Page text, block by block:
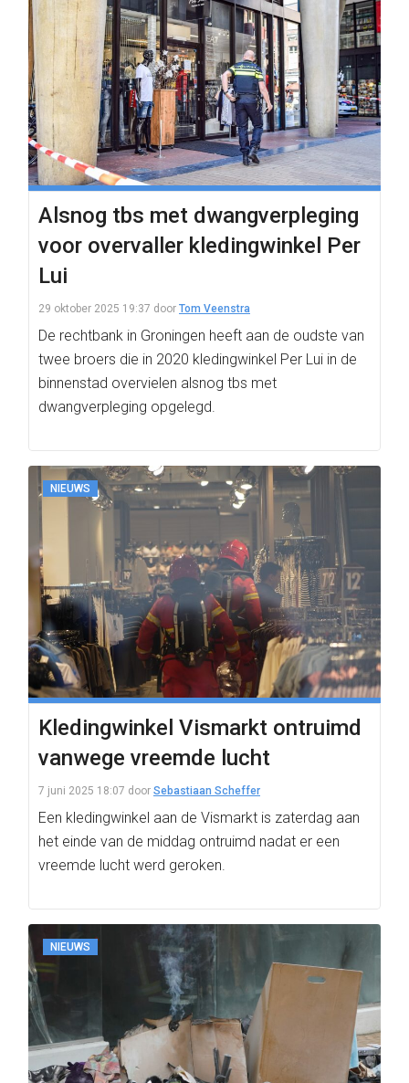
Alsnog tbs met dwangverpleging
voor overvaller kledingwinkel Per
Lui
29 oktober 2025 19:37 door Tom Veenstra
De rechtbank in Groningen heeft aan de oudste van
twee broers die in 2020 kledingwinkel Per Lui in de
binnenstad overvielen alsnog tbs met
dwangverpleging opgelegd.
NIEUWS
Kledingwinkel Vismarkt ontruimd
vanwege vreemde lucht
7 juni 2025 18:07 door Sebastiaan Scheffer
Een kledingwinkel aan de Vismarkt is zaterdag aan
het einde van de middag ontruimd nadat er een
vreemde lucht werd geroken.
NIEUWS